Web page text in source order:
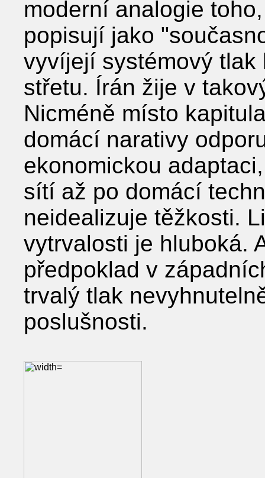
moderní analogie
popisují jako
vyvíjejí systémový
střetu. Írán žije v
Nicméně místo
domácí narativy
ekonomickou
sítí až po domácí
neidealizuje těžkosti.
vytrvalosti je hluboká.
předpoklad v
trvalý tlak
poslušnosti.